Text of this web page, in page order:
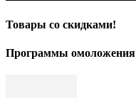
Товары со скидками!
Программы омоложения